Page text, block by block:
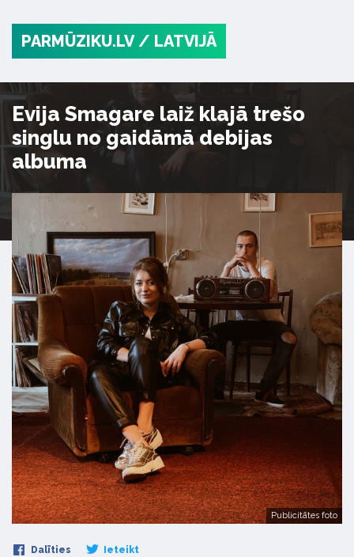
PARMŪZIKU.LV / LATVIJĀ
Evija Smagare laiž klajā trešo
singlu no gaidāmā debijas
albuma
Publicitātes foto
Dalīties Ieteikt